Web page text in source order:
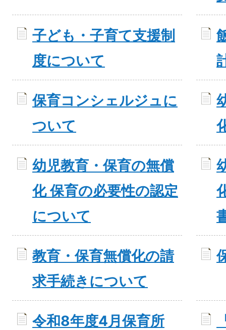
子ども・子育て支援制
度について
保育コンシェルジュに
ついて
幼児教育・保育の無償
化 保育の必要性の認定
について
教育・保育無償化の請
求手続きについて
令和8年度4月保育所